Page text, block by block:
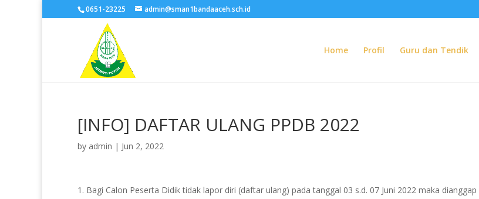
0651-23225 admin@sman1bandaaceh.sch.id
Home Profil Guru dan Tendik
[INFO] DAFTAR ULANG PPDB 2022
by admin | Jun 2, 2022
Bagi Calon Peserta Didik tidak lapor diri (daftar ulang) pada tanggal 03 s.d. 07 Juni 2022 maka dianggap